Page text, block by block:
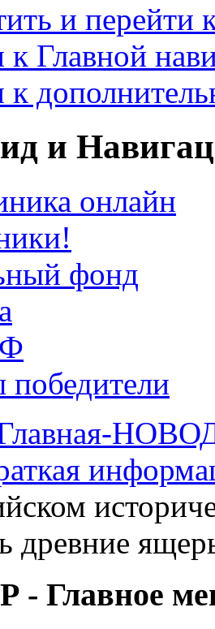
и перейти
к Главной
к
и
онлайн
фонд
победители
древние
Главное